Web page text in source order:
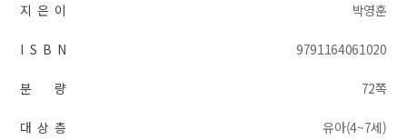
지 은 이 박영훈
I S B N 9791164061020
분 량 72쪽
대 상 층 유아(4~7세)